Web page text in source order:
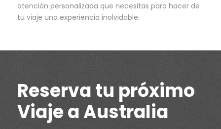
atención personalizada que necesitas para hacer de
tu viaje una experiencia inolvidable.
Reserva tu próximo
Viaje a Australia